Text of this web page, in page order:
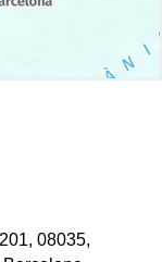
08035,